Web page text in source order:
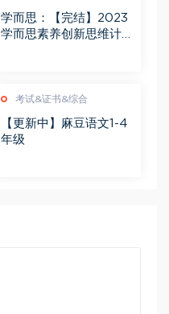
学而思：【完结】2023
学而思素养创新思维计
考试&证书&综合
【更新中】麻豆语文1-4
年级